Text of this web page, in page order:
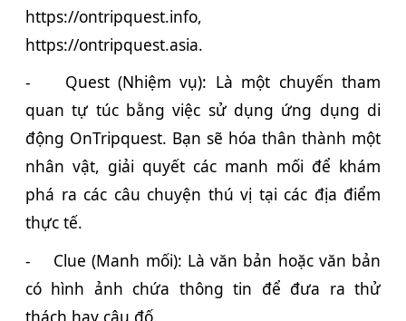
https://ontripquest.info,
https://ontripquest.asia.
-
Quest (Nhiệm vụ): Là một chuyến tham
quan tự túc bằng việc sử dụng ứng dụng di
động OnTripquest. Bạn sẽ hóa thân thành một
nhân vật, giải quyết các manh mối để khám
phá ra các câu chuyện thú vị tại các địa điểm
thực tế.
-
Clue (Manh mối): Là văn bản hoặc văn bản
có hình ảnh chứa thông tin để đưa ra thử
thách hay câu đố.